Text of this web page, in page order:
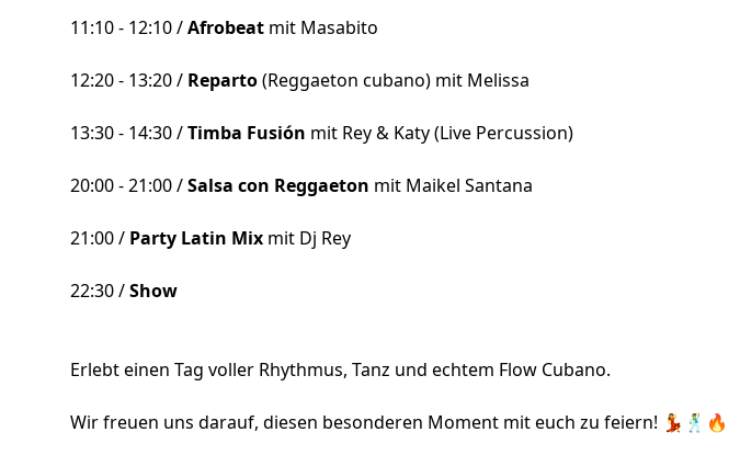
11:10 - 12:10 /Afrobeat mit Masabito
12:20 - 13:20 / Reparto(Reggaeton cubano) mit Melissa
13:30 - 14:30 /Timba Fusión mit Rey & Katy (Live Percussion)
20:00 - 21:00 /Salsa con Reggaeton mit Maikel Santana
21:00 / Party Latin Mix mit Dj Rey
22:30 /Show
Erlebt einen Tag voller Rhythmus, Tanz und echtem Flow Cubano.
Wir freuen uns darauf, diesen besonderen Moment mit euch zu feiern! 💃🕺🔥